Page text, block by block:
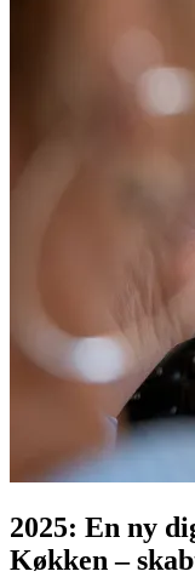
2025: En ny
Køkken –